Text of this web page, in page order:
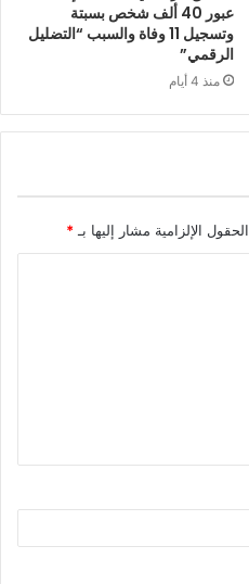
عبور 40 ألف شخص بسبتة
وتسجيل 11 وفاة والسبب “التضليل
الرقمي”
منذ 4 أيام
الحقول الإلزامية مشار إليها بـ *